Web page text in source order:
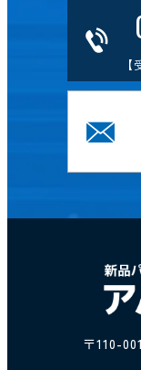
〒110-